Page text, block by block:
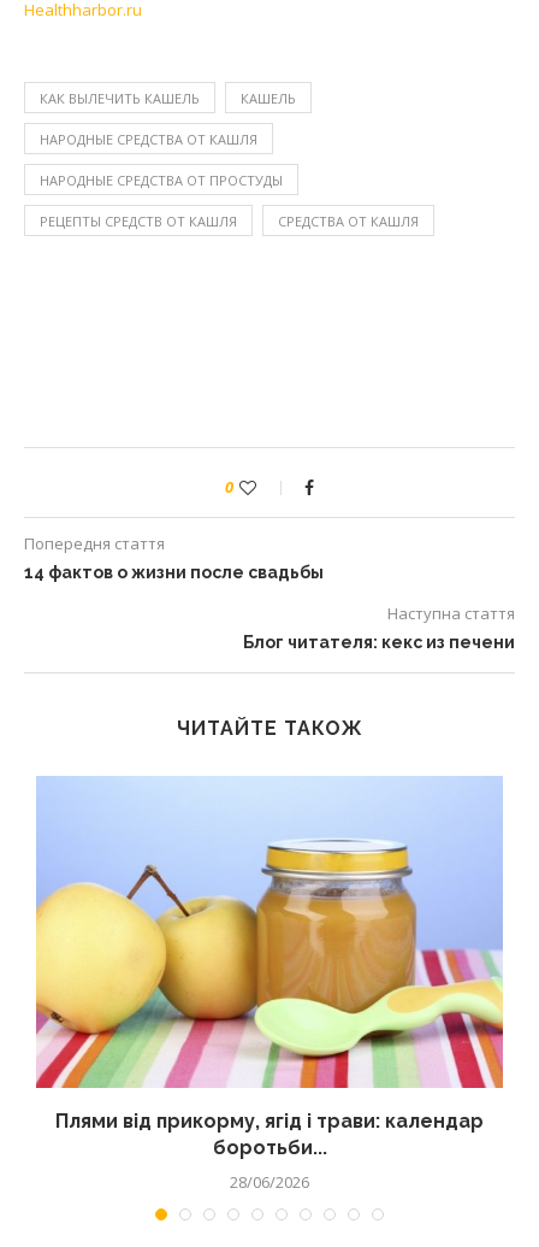
Нealthharbor.ru
КАК ВЫЛЕЧИТЬ КАШЕЛЬ КАШЕЛЬ
НАРОДНЫЕ СРЕДСТВА ОТ КАШЛЯ
НАРОДНЫЕ СРЕДСТВА ОТ ПРОСТУДЫ
РЕЦЕПТЫ СРЕДСТВ ОТ КАШЛЯ СРЕДСТВА ОТ КАШЛЯ
0
Попередня стаття
14 фактов о жизни после свадьбы
Наступна стаття
Блог читателя: кекс из печени
ЧИТАЙТЕ ТАКОЖ
Плями від прикорму, ягід і трави: календар
боротьби...
28/06/2026